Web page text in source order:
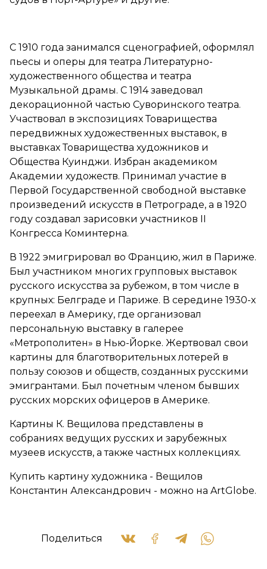
С 1910 года занимался сценографией, оформлял
пьесы и оперы для театра Литературно-
художественного общества и театра
Музыкальной драмы. С 1914 заведовал
декорационной частью Суворинского театра.
Участвовал в экспозициях Товарищества
передвижных художественных выставок, в
выставках Товарищества художников и
Общества Куинджи. Избран академиком
Академии художеств. Принимал участие в
Первой Государственной свободной выставке
произведений искусств в Петрограде, а в 1920
году создавал зарисовки участников II
Конгресса Коминтерна.
В 1922 эмигрировал во Францию, жил в Париже.
Был участником многих групповых выставок
русского искусства за рубежом, в том числе в
крупных: Белграде и Париже. В середине 1930-х
переехал в Америку, где организовал
персональную выставку в галерее
«Метрополитен» в Нью-Йорке. Жертвовал свои
картины для благотворительных лотерей в
пользу союзов и обществ, созданных русскими
эмигрантами. Был почетным членом бывших
русских морских офицеров в Америке.
Картины К. Вещилова представлены в
собраниях ведущих русских и зарубежных
музеев искусств, а также частных коллекциях.
Купить картину художника - Вещилов
Константин Александрович - можно на ArtGlobe.
Поделиться